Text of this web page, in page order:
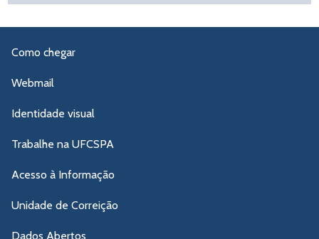
Como chegar
Webmail
Identidade visual
Trabalhe na UFCSPA
Acesso à Informação
Unidade de Correição
Dados Abertos